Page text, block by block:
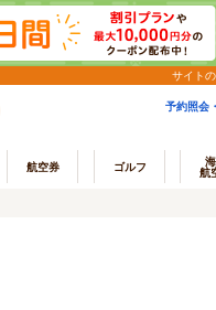
サイト
予約照会
航空券 ゴルフ
航